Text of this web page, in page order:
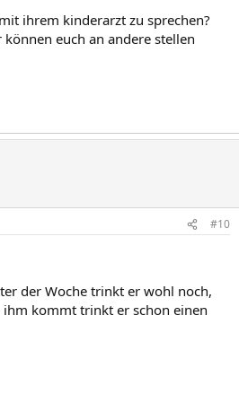
ihrem kinderarzt zu sprechen?
euch an andere stellen
#10
der Woche trinkt er wohl noch,
ihm kommt trinkt er schon einen